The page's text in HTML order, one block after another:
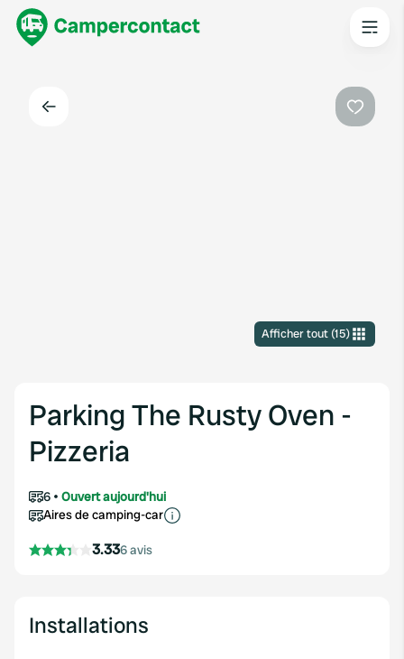
Préféré
Afficher tout(15)
Parking The Rusty Oven -
Pizzeria
6
Ouvert aujourd'hui
Aires de camping-car
3.336 avis
Installations